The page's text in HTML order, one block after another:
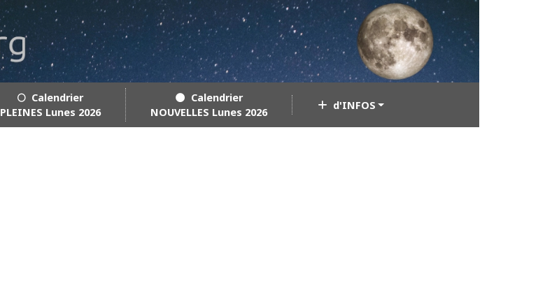
🌕 Calendrier
PLEINES Lunes 2026
🌑 Calendrier
NOUVELLES Lunes 2026
d'INFOS